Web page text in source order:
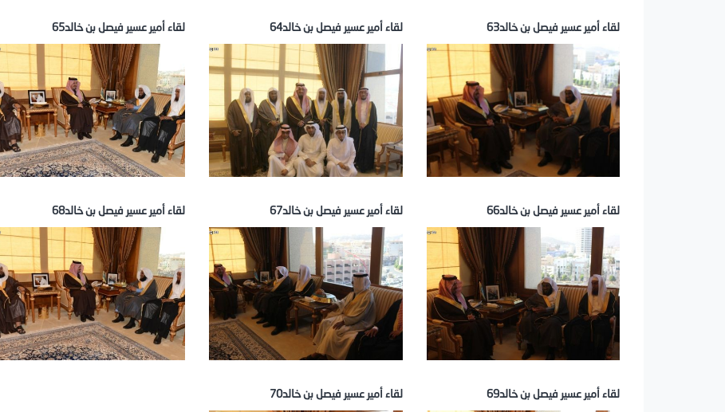
لقاء أمير عسير فيصل بن خالد63 لقاء أمير عسير فيصل بن خالد64 لقاء أمير عسير فيصل بن خالد65
لقاء أمير عسير فيصل بن خالد66 لقاء أمير عسير فيصل بن خالد67 لقاء أمير عسير فيصل بن خالد68
لقاء أمير عسير فيصل بن خالد69 لقاء أمير عسير فيصل بن خالد70